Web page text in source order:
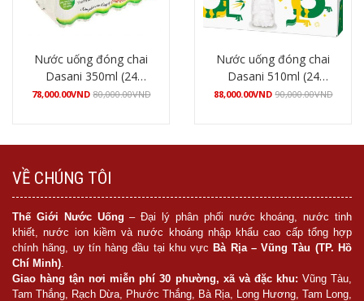
Nước uống đóng chai
Dasani 350ml (24
chai/thùng)
78,000.00VND 80,000.00VND
Nước uống đóng chai
Dasani 510ml (24
chai/thùng)
88,000.00VND 90,000.00VND
VỀ CHÚNG TÔI
Thế Giới Nước Uống – Đại lý phân phối nước khoáng, nước tinh
khiết, nước ion kiềm và nước khoáng nhập khẩu cao cấp tổng hợp
chính hãng, uy tín hàng đầu tại khu vực Bà Rịa – Vũng Tàu (TP. Hồ
Chí Minh).
Giao hàng tận nơi miễn phí 30 phường, xã và đặc khu: Vũng Tàu,
Tam Thắng, Rạch Dừa, Phước Thắng, Bà Rịa, Long Hương, Tam Long,